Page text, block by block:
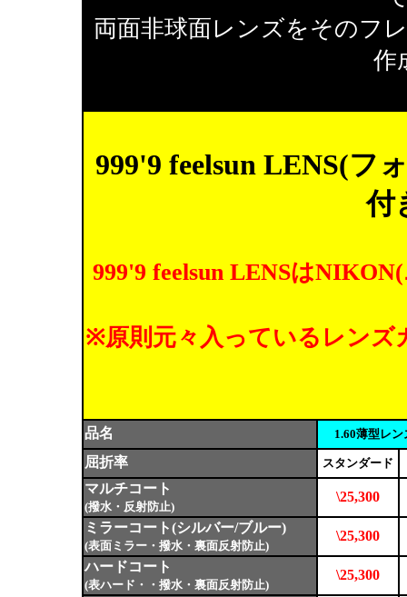
両面非球面レンズをそのフ
作
999'9 feelsun LENS(フ
付
999'9 feelsun LENSは
※原則元々入っているレンズ
品名 1.60薄型レ
屈折率 スタンダード
マルチコート
(撥水・反射防止)
\25,300
ミラーコート(シルバー/ブルー)
(表面ミラー・撥水・裏面反射防止)
\25,300
ハードコート
(表ハード・・撥水・裏面反射防止)
\25,300